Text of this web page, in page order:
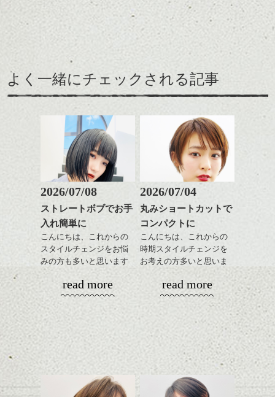
ハンサムショート／ヘッド
スパ／伸びても目立たない
ヘアカラー/ハイライト/ダブ
ルカラー/髪質改善/TOKIOト
リートメント/ブリーチ/イン
ナーカラー/イルミナカラー/
ミニボブ/抜け感ショート/バ
レイヤージュ/縮毛矯正
ミニボブ/抜け感ショート/バ
レイヤージュ/縮毛矯正
ハンサムショート／ヘッド
スパ／伸びても目立たない
ヘアカラー/ハイライト/ダブ
ルカラー/髪質改善/TOKIOト
リートメント/ブリーチ/イン
ナーカラー/イルミナカラー/
ミニボブ/抜け感ショート/バ
レイヤージュ/縮毛矯
クトなイメージのショー
トが良い感じでしたが、
そこに相反するボリュー
りフォルムが際立つと春
に向けていい感じだと思
いますよ。
↑こんなふうにフロント部
分をややフォルミーに見
前からみるとマッシュな
感じ
↓サイドから見るとタイト
なクラシックショート
風。
モノトーンでパリッとし
たファッションとも相性
ショートカット～ボブの
アーもこれからの季節お
た印象になって良いで
す。
カラーは薄いパープル系
に明るめグレージュのハ
イライトをプラスしてツ
ヤと軽さを。
かきあげたり、パートを
変えたりと前が長いとな
にかとアレンジも効きや
すいので
毎日の気分で楽しめるの
もいいですよ。
バックのフォルムをしっ
かり残してカット、お洒
えりあしはコンパクトに
トにもバランスよく合う
緩いパーマがリラックス
雰囲気にぴったり、ニッ
トとコンパクトなショー
パーマそして春はパーマ
が似合う季節、柔らかく
ふわっとしたイメージに
したくなりませんか？
ショートでパーマは抵抗
ある方も多いかと思いま
すがアウトラインや耳下
は極弱にトップは大きめ
でしっかりと、頭の箇所
で強さをコントロールし
てかけたらスタイリング
もしやすく失敗しないで
す。髪質によってはかけ
なくていい箇所もありま
気になる方はぜひご相談
下さい。
よく一緒にチェックされる記事
2026/07/08
ストレートボブでお手
入れ簡単に
こんにちは、これからの
スタイルチェンジをお悩
みの方も多いと思います
が、
やっぱりボブでお手入れ
しやすいスタイルだと毎
日のスタイリングも簡単
で良いですよ。
さを残したボブは雰囲気
も出しやすくていろいろ
read more
2026/07/04
丸みショートカットで
コンパクトに
こんにちは、これからの
時期スタイルチェンジを
お考えの方多いと思いま
コンパクトなフォルムが
全体のバランスを良く見
せてくれる効果もあり、
いろんなシーンに雰囲気
をだしやすくスタイリン
グも簡単で良いので朝の
時短にも◎
そんなショートカット。
read more